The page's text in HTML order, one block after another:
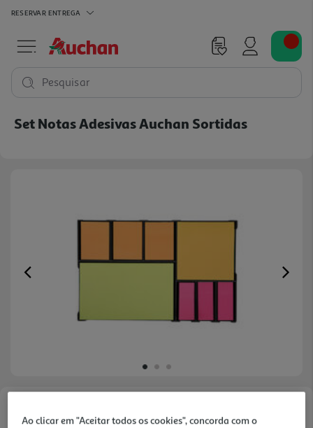
RESERVAR ENTREGA
Pesquisar
Set Notas Adesivas Auchan Sortidas
Previous
Ao clicar em "Aceitar todos os cookies", concorda com o